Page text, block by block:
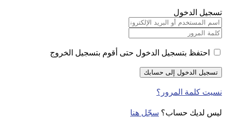
تسجيل الدخول
احتفظ بتسجيل الدخول حتى أقوم بتسجيل الخروج
نسيت كلمة المرور؟
ليس لديك حساب؟ سجّل هنا